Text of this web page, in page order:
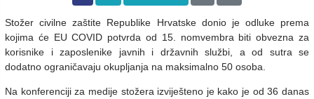
Stožer civilne zaštite Republike Hrvatske donio je odluke prema
kojima će EU COVID potvrda od 15. nomvembra biti obvezna za
korisnike i zaposlenike javnih i državnih službi, a od sutra se
dodatno ograničavaju okupljanja na maksimalno 50 osoba.
Na konferenciji za medije stožera izviješteno je kako je od 36 danas